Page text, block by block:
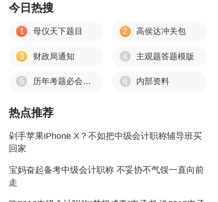
今日热搜
1 母仪天下题目 2 高侯达冲关包
3 财政局通知 4 主观题答题模版
5 历年考题必会考点 6 内部资料
热点推荐
剁手苹果iPhone X？不如把中级会计职称辅导班买
回家
宝妈奋起备考中级会计职称 不妥协不气馁一直向前
走